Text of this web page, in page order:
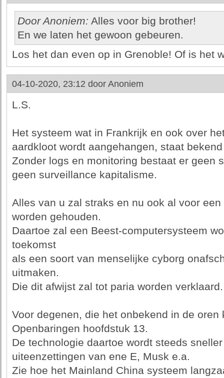
Door Anoniem: Alles voor big brother!
En we laten het gewoon gebeuren.
Los het dan even op in Grenoble! Of is het
04-10-2020, 23:12 door Anoniem
L.S.
Het systeem wat in Frankrijk en ook over
aardkloot wordt aangehangen, staat
Zonder logs en monitoring bestaat er geen
geen surveillance kapitalisme.
Alles van u zal straks en nu ook al voor
worden gehouden.
Daartoe zal een Beest-computersysteem
toekomst
als een soort van menselijke cyborg
uitmaken.
Die dit afwijst zal tot paria worden verklaard.
Voor degenen, die het onbekend in de
Openbaringen hoofdstuk 13.
De technologie daartoe wordt steeds
uiteenzettingen van ene E, Musk e.a.
Zie hoe het Mainland China systeem